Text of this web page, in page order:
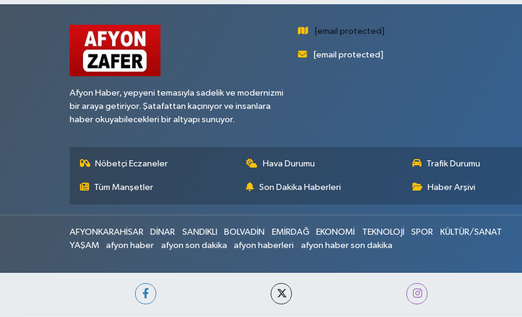
Afyon Haber, yepyeni temasıyla sadelik ve modernizmi
bir araya getiriyor. Şatafattan kaçınıyor ve insanlara
haber okuyabilecekleri bir altyapı sunuyor.
[email protected]
[email protected]
Nöbetçi Eczaneler Hava Durumu Trafik Durumu
Tüm Manşetler Son Dakika Haberleri Haber Arşivi
AFYONKARAHİSAR DİNAR SANDIKLI BOLVADİN EMİRDAĞ EKONOMİ TEKNOLOJİ SPOR
KÜLTÜR/SANAT
YAŞAM
afyon haber afyon son dakika afyon haberleri afyon haber son dakika